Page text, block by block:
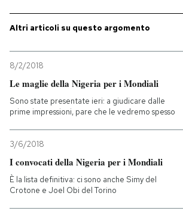
Economia
Sport
PODCAST
I MIEI PREFERITI
Altri articoli su questo argomento
8/2/2018
Le maglie della Nigeria per i Mondiali
Sono state presentate ieri: a giudicare dalle
prime impressioni, pare che le vedremo spesso
3/6/2018
I convocati della Nigeria per i Mondiali
È la lista definitiva: ci sono anche Simy del
Crotone e Joel Obi del Torino